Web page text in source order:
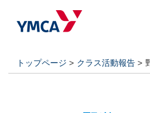
トップページ > クラス活動報告>